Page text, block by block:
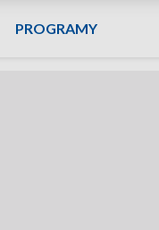
PROGRAMY